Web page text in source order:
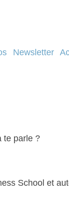
Newsletter
te parle ?
School et